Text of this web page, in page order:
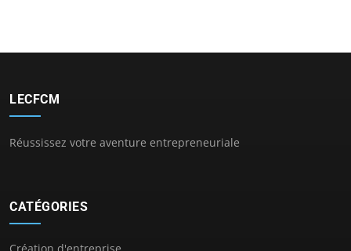
LECFCM
Réussissez votre aventure entrepreneuriale
CATÉGORIES